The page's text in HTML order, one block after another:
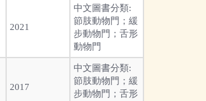
2021
中文圖書分類:
節肢動物門；緩
步動物門；舌形
動物門
2017
中文圖書分類:
節肢動物門；緩
步動物門；舌形